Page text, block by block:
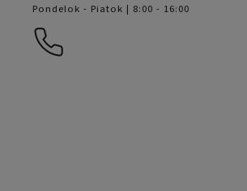
Pondelok - Piatok | 8:00 - 16:00